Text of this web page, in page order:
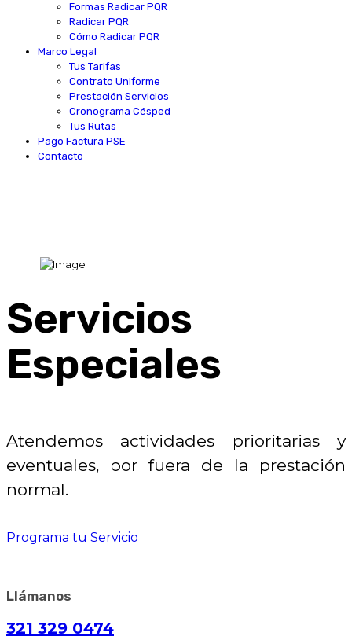
Formas Radicar PQR
Radicar PQR
Cómo Radicar PQR
Marco Legal
Tus Tarifas
Contrato Uniforme
Prestación Servicios
Cronograma Césped
Tus Rutas
Pago Factura PSE
Contacto
Servicios
Especiales
Atendemos actividades prioritarias y
eventuales, por fuera de la prestación
normal.
Programa tu Servicio
Llámanos
321 329 0474